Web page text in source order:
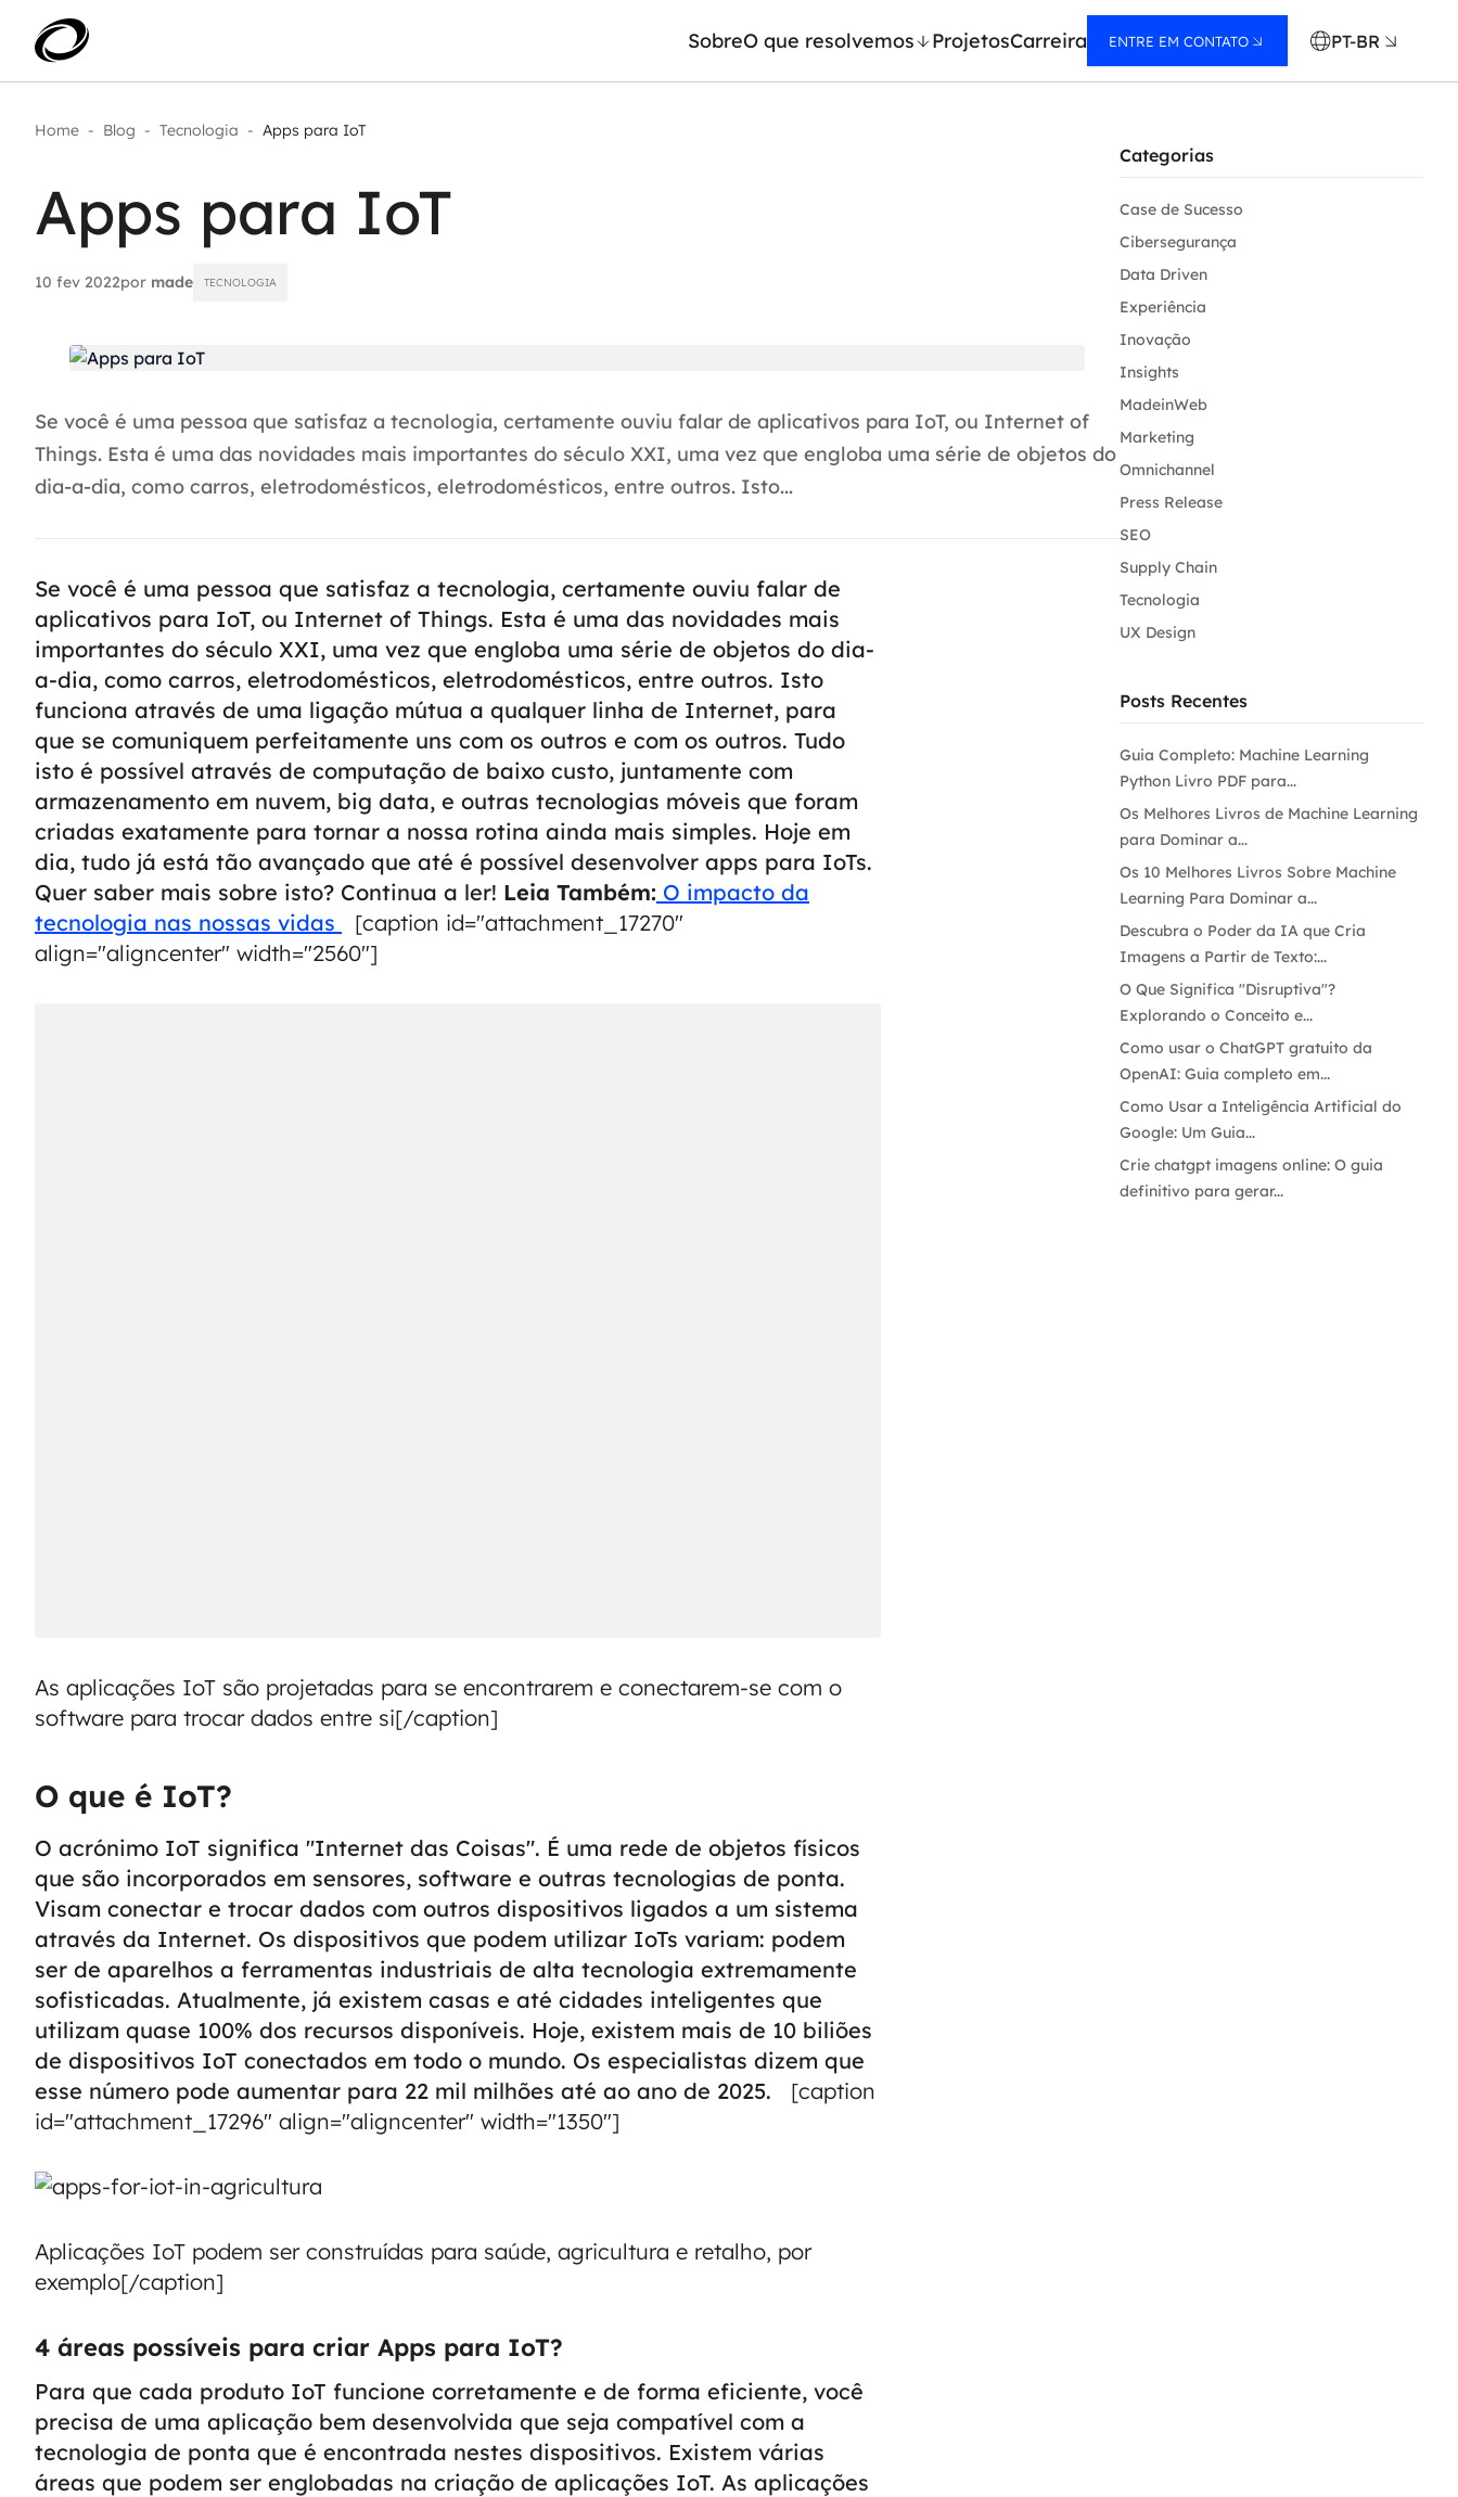
SobreO que resolvemos ProjetosCarreira ENTRE EM CONTATO PT-BR
Aplicar IA com impacto real
Modernização de aplicações
Sustentar operações com
eficiência
Escalar com segurança
Home - Blog - Tecnologia - Apps para IoT
Apps para IoT
10 fev 2022por made TECNOLOGIA
Se você é uma pessoa que satisfaz a tecnologia, certamente ouviu falar de aplicativos para IoT, ou Internet of
Things. Esta é uma das novidades mais importantes do século XXI, uma vez que engloba uma série de objetos do
dia-a-dia, como carros, eletrodomésticos, eletrodomésticos, entre outros. Isto...
Se você é uma pessoa que satisfaz a tecnologia, certamente ouviu falar de
aplicativos para IoT, ou Internet of Things. Esta é uma das novidades mais
importantes do século XXI, uma vez que engloba uma série de objetos do dia-
a-dia, como carros, eletrodomésticos, eletrodomésticos, entre outros. Isto
funciona através de uma ligação mútua a qualquer linha de Internet, para
que se comuniquem perfeitamente uns com os outros e com os outros. Tudo
isto é possível através de computação de baixo custo, juntamente com
armazenamento em nuvem, big data, e outras tecnologias móveis que foram
criadas exatamente para tornar a nossa rotina ainda mais simples. Hoje em
dia, tudo já está tão avançado que até é possível desenvolver apps para IoTs.
Quer saber mais sobre isto? Continua a ler! Leia Também: O impacto da
tecnologia nas nossas vidas
[caption id="attachment_17270"
align="aligncenter" width="2560"]
As aplicações IoT são projetadas para se encontrarem e conectarem-se com o
software para trocar dados entre si[/caption]
O que é IoT?
O acrónimo IoT significa "Internet das Coisas". É uma rede de objetos físicos
que são incorporados em sensores, software e outras tecnologias de ponta.
Visam conectar e trocar dados com outros dispositivos ligados a um sistema
através da Internet. Os dispositivos que podem utilizar IoTs variam: podem
ser de aparelhos a ferramentas industriais de alta tecnologia extremamente
sofisticadas. Atualmente, já existem casas e até cidades inteligentes que
utilizam quase 100% dos recursos disponíveis. Hoje, existem mais de 10 biliões
de dispositivos IoT conectados em todo o mundo. Os especialistas dizem que
esse número pode aumentar para 22 mil milhões até ao ano de 2025. [caption
id="attachment_17296" align="aligncenter" width="1350"]
Aplicações IoT podem ser construídas para saúde, agricultura e retalho, por
exemplo[/caption]
4 áreas possíveis para criar Apps para IoT?
Para que cada produto IoT funcione corretamente e de forma eficiente, você
precisa de uma aplicação bem desenvolvida que seja compatível com a
tecnologia de ponta que é encontrada nestes dispositivos. Existem várias
áreas que podem ser englobadas na criação de aplicações IoT. As aplicações
Categorias
Case de Sucesso
Cibersegurança
Data Driven
Experiência
Inovação
Insights
MadeinWeb
Marketing
Omnichannel
Press Release
SEO
Supply Chain
Tecnologia
UX Design
Posts Recentes
Guia Completo: Machine Learning
Python Livro PDF para...
Os Melhores Livros de Machine Learning
para Dominar a...
Os 10 Melhores Livros Sobre Machine
Learning Para Dominar a...
Descubra o Poder da IA que Cria
Imagens a Partir de Texto:...
O Que Significa "Disruptiva"?
Explorando o Conceito e...
Como usar o ChatGPT gratuito da
OpenAI: Guia completo em...
Como Usar a Inteligência Artificial do
Google: Um Guia...
Crie chatgpt imagens online: O guia
definitivo para gerar...